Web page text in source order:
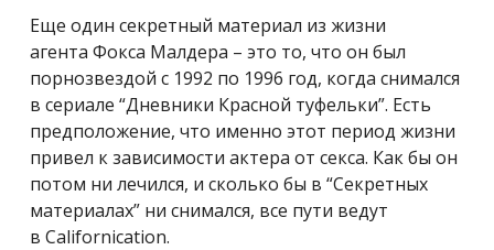
Еще один секретный материал из жизни
агента Фокса Малдера – это то, что он был
порнозвездой с 1992 по 1996 год, когда снимался
в сериале “Дневники Красной туфельки”. Есть
предположение, что именно этот период жизни
привел к зависимости актера от секса. Как бы он
потом ни лечился, и сколько бы в “Секретных
материалах” ни снимался, все пути ведут
в Californication.